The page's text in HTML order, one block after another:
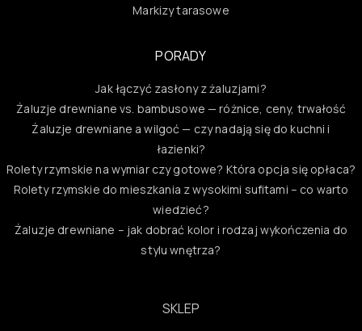
Markizy tarasowe
PORADY
Jak łączyć zasłony z żaluzjami?
Żaluzje drewniane vs. bambusowe — różnice, ceny, trwałość
Żaluzje drewniane a wilgoć — czy nadają się do kuchni i
łazienki?
Rolety rzymskie na wymiar czy gotowe? Która opcja się opłaca?
Rolety rzymskie do mieszkania z wysokimi sufitami – co warto
wiedzieć?
Żaluzje drewniane – jak dobrać kolor i rodzaj wykończenia do
stylu wnętrza?
SKLEP